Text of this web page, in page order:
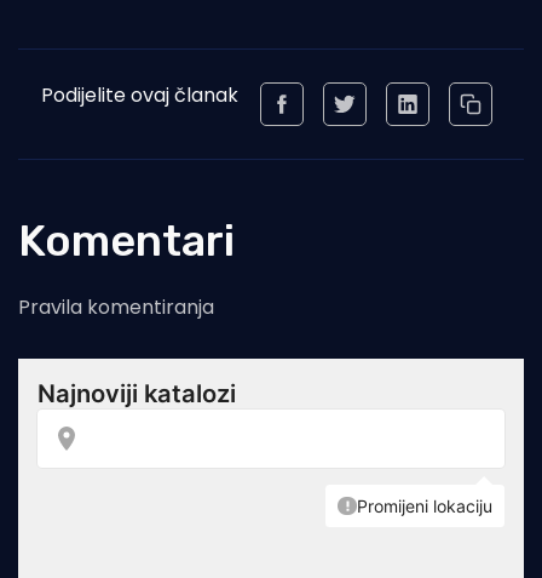
Podijelite ovaj članak
Komentari
Pravila komentiranja